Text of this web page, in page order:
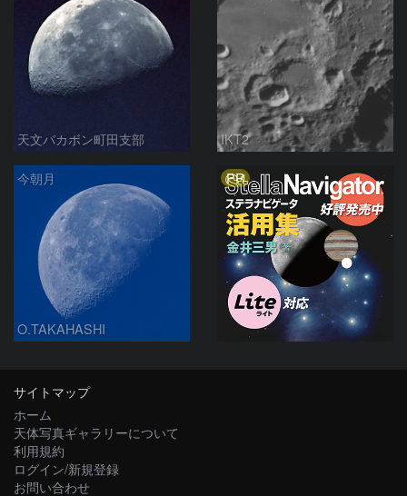
天文バカボン町田支部 IKT2
今朝月
O.TAKAHASHI
PR
サイトマップ
ホーム
天体写真ギャラリーについて
利用規約
ログイン/新規登録
お問い合わせ